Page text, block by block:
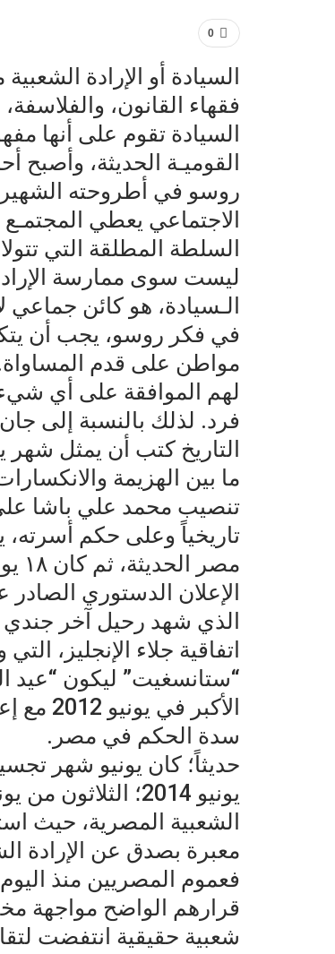
0
السيادة أو الإرادة
فقهاء القانون،
السيادة تقوم على أنها
القوميـة الحديثة،
روسو في أطروحته
الاجتماعي يعطي
السلطة المطلقة التي
ليست سوى ممارسة
الـسيادة، هو كائن
في فكر روسو، يجب أن
مواطن على قدم المساواة.
لهم الموافقة على أي
فرد. لذلك بالنسبة إلى
التاريخ كتب أن يمثل شهر
ما بين الهزيمة
تاريخياً وعلى حكم
الذي شهد رحيل آخر
اتفاقية جلاء الإنجليز،
سدة الحكم في مصر.
الشعبية المصرية، حيث
معبرة بصدق عن الإرادة
فعموم المصريين منذ
قرارهم الواضح مواجهة
شعبية حقيقية انتفضت